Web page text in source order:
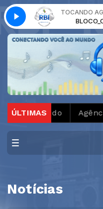
TOCANDO
ÚLTIMASAgência Nacional
Notícias